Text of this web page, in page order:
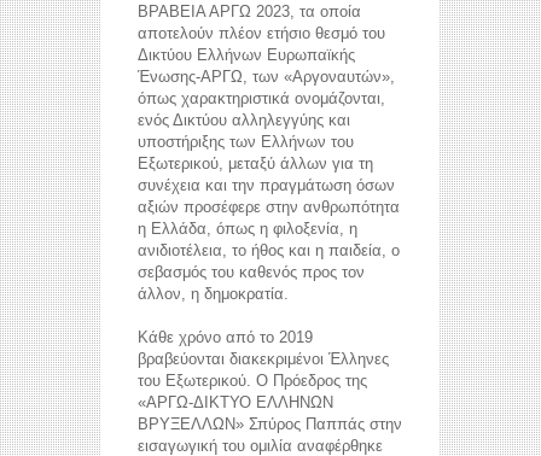
ΒΡΑΒΕΙΑ ΑΡΓΩ 2023, τα οποία
αποτελούν πλέον ετήσιο θεσμό του
Δικτύου Ελλήνων Ευρωπαϊκής
Ένωσης-ΑΡΓΩ, των «Αργοναυτών»,
όπως χαρακτηριστικά ονομάζονται,
ενός Δικτύου αλληλεγγύης και
υποστήριξης των Ελλήνων του
Εξωτερικού, μεταξύ άλλων για τη
συνέχεια και την πραγμάτωση όσων
αξιών προσέφερε στην ανθρωπότητα
η Ελλάδα, όπως η φιλοξενία, η
ανιδιοτέλεια, το ήθος και η παιδεία, ο
σεβασμός του καθενός προς τον
άλλον, η δημοκρατία.
Κάθε χρόνο από το 2019
βραβεύονται διακεκριμένοι Έλληνες
του Εξωτερικού. Ο Πρόεδρος της
«ΑΡΓΩ-ΔΙΚΤΥΟ ΕΛΛΗΝΩΝ
ΒΡΥΞΕΛΛΩΝ» Σπύρος Παππάς στην
εισαγωγική του ομιλία αναφέρθηκε